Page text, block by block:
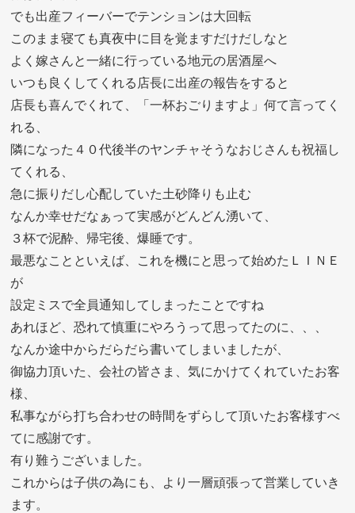
でも出産フィーバーでテンションは大回転
このまま寝ても真夜中に目を覚ますだけだしなと
よく嫁さんと一緒に行っている地元の居酒屋へ
いつも良くしてくれる店長に出産の報告をすると
店長も喜んでくれて、「一杯おごりますよ」何て言ってく
れる、
隣になった４０代後半のヤンチャそうなおじさんも祝福し
てくれる、
急に振りだし心配していた土砂降りも止む
なんか幸せだなぁって実感がどんどん湧いて、
３杯で泥酔、帰宅後、爆睡です。
最悪なことといえば、これを機にと思って始めたＬＩＮＥ
が
設定ミスで全員通知してしまったことですね
あれほど、恐れて慎重にやろうって思ってたのに、、、
なんか途中からだらだら書いてしまいましたが、
御協力頂いた、会社の皆さま、気にかけてくれていたお客
様、
私事ながら打ち合わせの時間をずらして頂いたお客様すべ
てに感謝です。
有り難うございました。
これからは子供の為にも、より一層頑張って営業していき
ます。